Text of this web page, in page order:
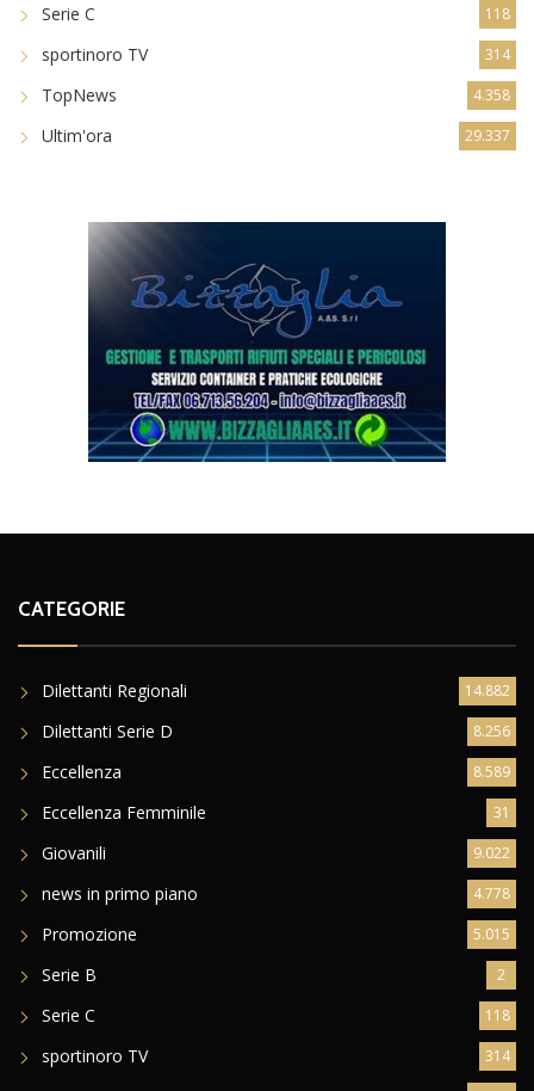
Serie C 118
sportinoro TV 314
TopNews 4.358
Ultim'ora 29.337
CATEGORIE
Dilettanti Regionali 14.882
Dilettanti Serie D 8.256
Eccellenza 8.589
Eccellenza Femminile 31
Giovanili 9.022
news in primo piano 4.778
Promozione 5.015
Serie B 2
Serie C 118
sportinoro TV 314